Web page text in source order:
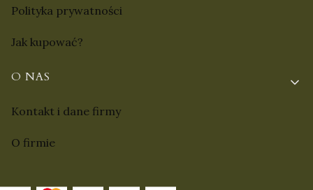
Polityka prywatności
Jak kupować?
O NAS
Kontakt i dane firmy
O firmie